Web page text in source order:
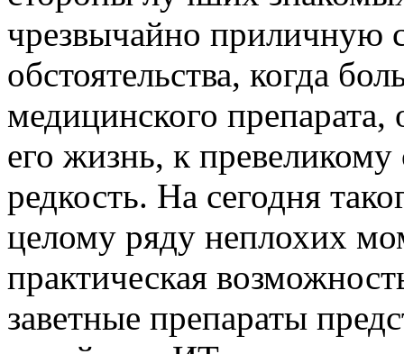
чрезвычайно приличную
обстоятельства, когда
медицинского препарата,
его жизнь, к
редкость. На сегодня
целому ряду неплохих
практическая
заветные препараты